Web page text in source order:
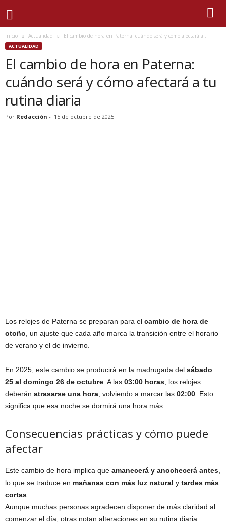
Inicio Actualidad El cambio de hora en Paterna: cuándo será y cómo afectará a...
ACTUALIDAD
El cambio de hora en Paterna:
cuándo será y cómo afectará a tu
rutina diaria
Por Redacción - 15 de octubre de 2025
Los relojes de Paterna se preparan para el cambio de hora de
otoño , un ajuste que cada año marca la transición entre el horario
de verano y el de invierno.
En 2025, este cambio se producirá en la madrugada del sábado
25 al domingo 26 de octubre . A las 03:00 horas , los relojes
deberán atrasarse una hora , volviendo a marcar las 02:00 . Esto
significa que esa noche se dormirá una hora más.
Consecuencias prácticas y cómo puede
afectar
Este cambio de hora implica que amanecerá y anochecerá antes
lo que se traduce en mañanas con más luz natural y tardes más
cortas
Aunque muchas personas agradecen disponer de más claridad al
comenzar el día, otras notan alteraciones en su rutina diaria: